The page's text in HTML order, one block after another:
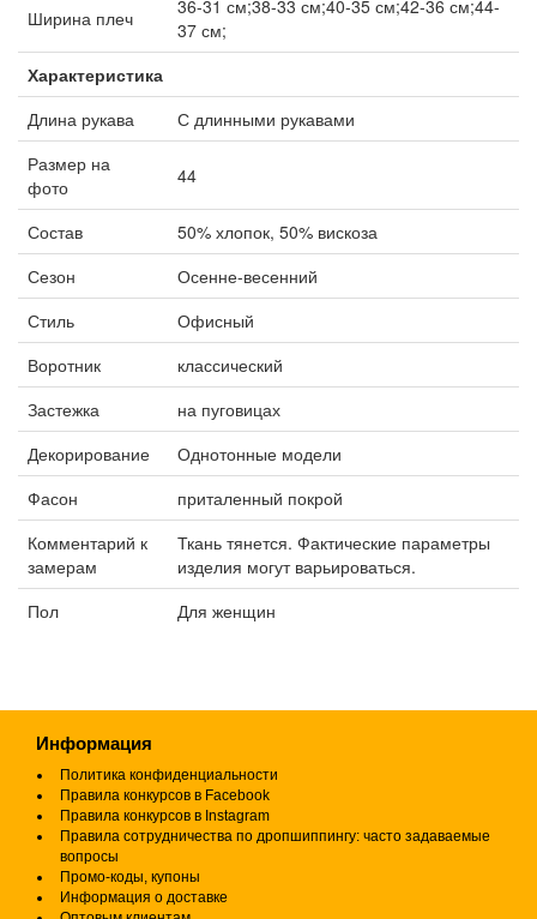
Ширина плеч
36-31 см;38-33 см;40-35 см;42-36 см;44-
37 см;
Характеристика
Длина рукава
С длинными рукавами
Размер на
фото
44
Состав
50% хлопок, 50% вискоза
Сезон
Осенне-весенний
Стиль
Офисный
Воротник
классический
Застежка
на пуговицах
Декорирование
Однотонные модели
Фасон
приталенный покрой
Комментарий к
замерам
Ткань тянется. Фактические параметры
изделия могут варьироваться.
Пол
Для женщин
Информация
Политика конфиденциальности
Правила конкурсов в Facebook
Правила конкурсов в Instagram
Правила сотрудничества по дропшиппингу: часто задаваемые
вопросы
Промо-коды, купоны
Информация о доставке